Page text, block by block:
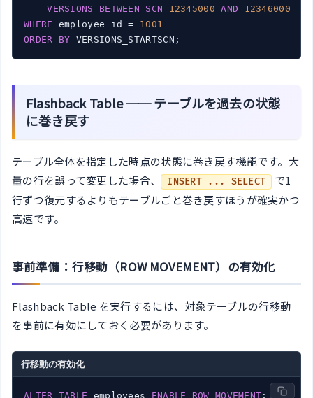
VERSIONS
BETWEEN SCN 12345000 AND
12346000
WHERE employee_id = 1001
ORDER
BY
Flashback Table ── テーブルを過去の状態
に巻き戻す
テーブル全体を指定した時点の状態に巻き戻す機能です。大
量の行を誤って変更した場合、
INSERT ... SELECT
で1
行ずつ復元するよりもテーブルごと巻き戻すほうが確実かつ
高速です。
事前準備：行移動（ROW MOVEMENT）の有効化
Flashback Table を実行するには、対象テーブルの行移動
を事前に有効にしておく必要があります。
行移動の有効化
ALTER TABLE employees ENABLE ROW MOVEMENT